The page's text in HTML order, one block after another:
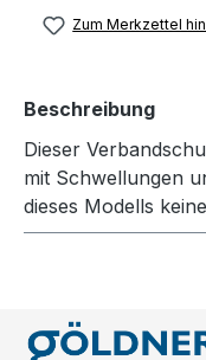
Zum Merkzettel
Beschreibung
Dieser
mit Schwellungen
dieses Modells